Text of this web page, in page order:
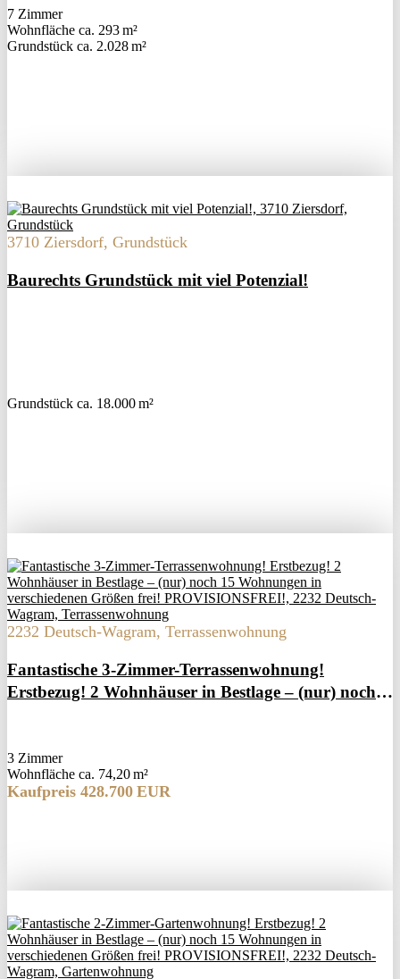
7 Zimmer
Wohnfläche ca. 293 m²
Grund­stück ca. 2.028 m²
3710 Ziersdorf, Grundstück
Baurechts Grundstück mit viel Potenzial!
Grund­stück ca. 18.000 m²
2232 Deutsch-Wagram, Terrassenwohnung
Fantastische 3-Zimmer-Terrassenwohnung!
Erstbezug! 2 Wohnhäuser in Bestlage – (nur) noch
3 Zimmer
Wohnfläche ca. 74,20 m²
Kaufpreis 428.700 EUR